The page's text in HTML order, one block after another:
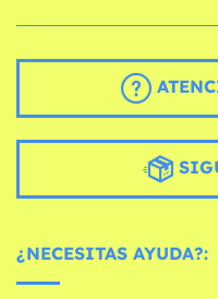
¿NECESITAS AYUDA?: